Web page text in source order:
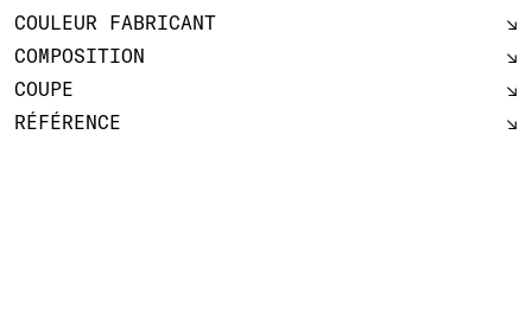
COULEUR FABRICANT
COMPOSITION
COUPE
RÉFÉRENCE